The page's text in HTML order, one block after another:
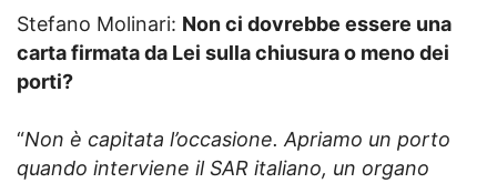
Stefano Molinari: Non ci dovrebbe essere una
carta firmata da Lei sulla chiusura o meno dei
porti?
“Non è capitata l’occasione. Apriamo un porto
quando interviene il SAR italiano, un organo